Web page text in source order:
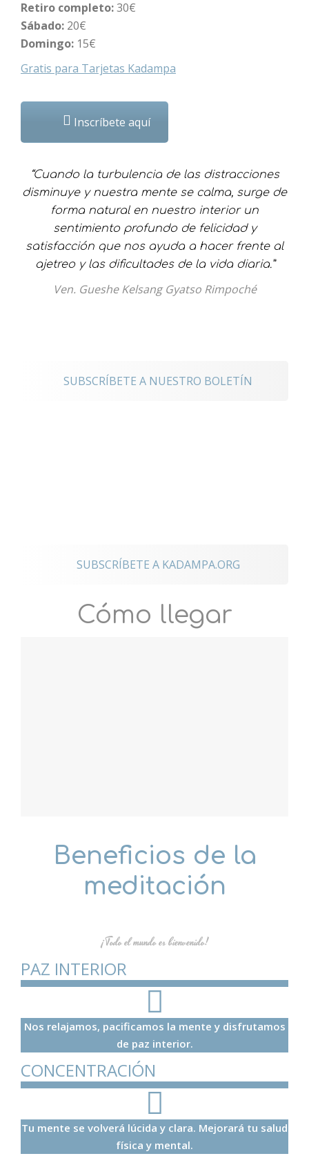
Retiro completo:30€
Sábado: 20€
Domingo: 15€
Gratis para Tarjetas Kadampa
Inscríbete aquí
“Cuando la turbulencia de las distracciones
disminuye y nuestra mente se calma, surge de
forma natural en nuestro interior un
sentimiento profundo de felicidad y
satisfacción que nos ayuda a hacer frente al
ajetreo y las dificultades de la vida diaria.”
Ven. Gueshe Kelsang Gyatso Rimpoché
SUBSCRÍBETE A NUESTRO BOLETÍN
SUBSCRÍBETE A KADAMPA.ORG
Cómo llegar
Beneficios de la
meditación
¡Todo el mundo es bienvenido!
PAZ INTERIOR
Nos relajamos, pacificamos la mente y disfrutamos
de paz interior.
CONCENTRACIÓN
Tu mente se volverá lúcida y clara. Mejorará tu salud
física y mental.